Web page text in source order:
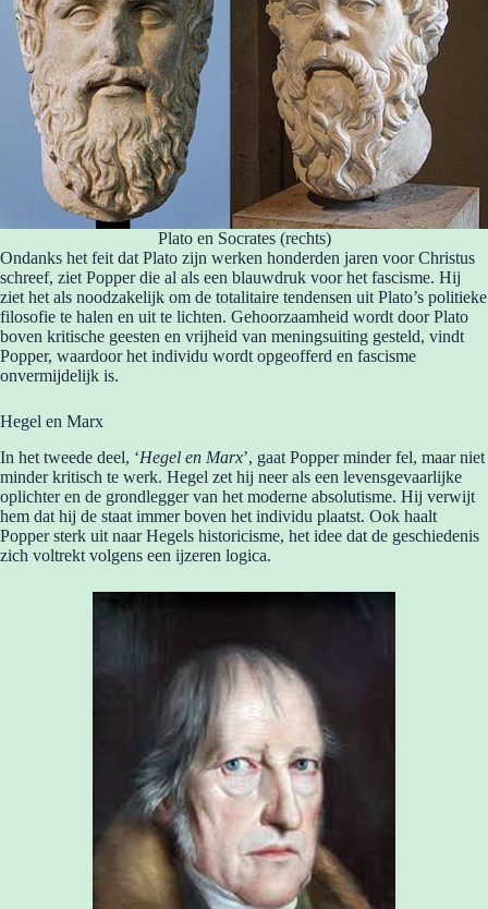
Plato en Socrates (rechts)
Ondanks het feit dat Plato zijn werken honderden jaren voor Christus
schreef, ziet Popper die al als een blauwdruk voor het fascisme. Hij
ziet het als noodzakelijk om de totalitaire tendensen uit Plato’s politieke
filosofie te halen en uit te lichten. Gehoorzaamheid wordt door Plato
boven kritische geesten en vrijheid van meningsuiting gesteld, vindt
Popper, waardoor het individu wordt opgeofferd en fascisme
onvermijdelijk is.
Hegel en Marx
In het tweede deel, ‘Hegel en Marx’, gaat Popper minder fel, maar niet
minder kritisch te werk. Hegel zet hij neer als een levensgevaarlijke
oplichter en de grondlegger van het moderne absolutisme. Hij verwijt
hem dat hij de staat immer boven het individu plaatst. Ook haalt
Popper sterk uit naar Hegels historicisme, het idee dat de geschiedenis
zich voltrekt volgens een ijzeren logica.